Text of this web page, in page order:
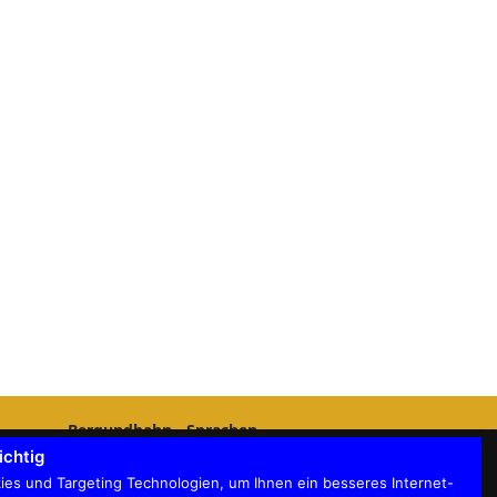
und Targeting Technologien, um Ihnen ein besseres Internet-
Bergundbahn - Sprachen
Bergundbahn Österreich